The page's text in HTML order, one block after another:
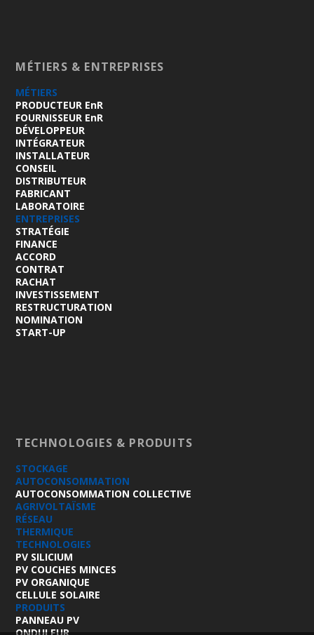
MÉTIERS & ENTREPRISES
MÉTIERS
PRODUCTEUR EnR
FOURNISSEUR EnR
DÉVELOPPEUR
INTÉGRATEUR
INSTALLATEUR
CONSEIL
DISTRIBUTEUR
FABRICANT
LABORATOIRE
ENTREPRISES
STRATÉGIE
FINANCE
ACCORD
CONTRAT
RACHAT
INVESTISSEMENT
RESTRUCTURATION
NOMINATION
START-UP
TECHNOLOGIES & PRODUITS
STOCKAGE
AUTOCONSOMMATION
AUTOCONSOMMATION COLLECTIVE
AGRIVOLTAÏSME
RÉSEAU
THERMIQUE
TECHNOLOGIES
PV SILICIUM
PV COUCHES MINCES
PV ORGANIQUE
CELLULE SOLAIRE
PRODUITS
PANNEAU PV